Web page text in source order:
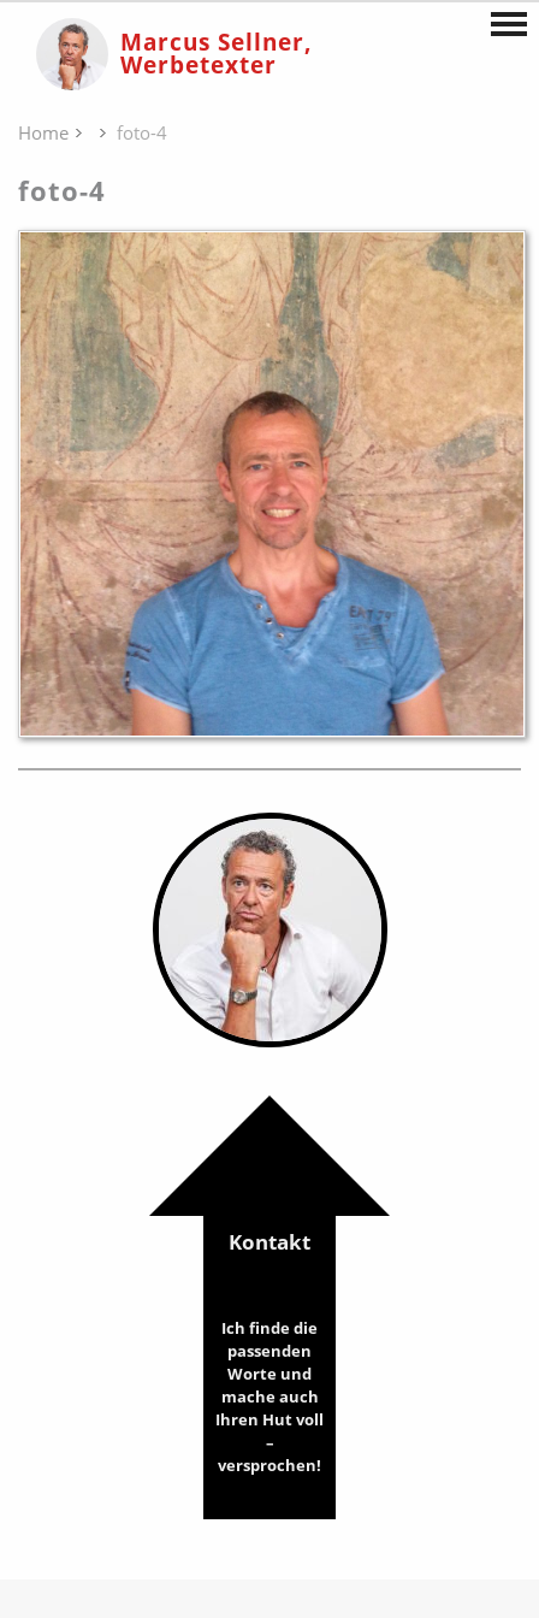
Marcus Sellner,
Werbetexter
Home foto-4
foto-4
Kontakt
Ich finde die
passenden
Worte und
mache auch
Ihren Hut voll
–
versprochen!